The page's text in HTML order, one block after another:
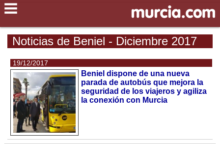
Noticias de Beniel - Diciembre 2017
19/12/2017
Beniel dispone de una nueva
parada de autobús que mejora la
seguridad de los viajeros y agiliza
la conexión con Murcia